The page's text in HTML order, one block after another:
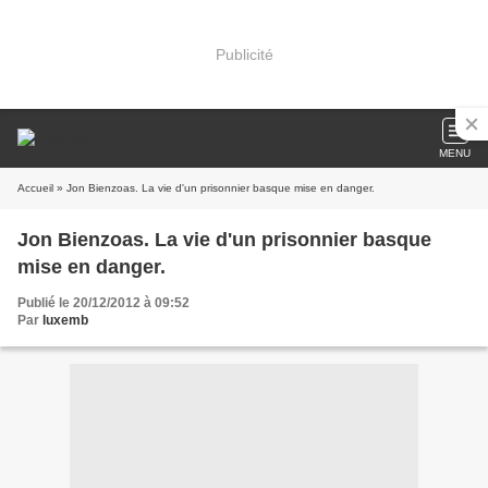
Publicité
MENU
Accueil » Jon Bienzoas. La vie d'un prisonnier basque mise en danger.
Jon Bienzoas. La vie d'un prisonnier basque
mise en danger.
Publié le 20/12/2012 à 09:52
Par luxemb